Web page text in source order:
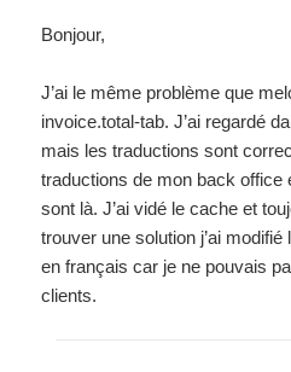
Bonjour,
J’ai le même problème que
invoice.total-tab. J’ai regardé
mais les traductions sont
traductions de mon back office
sont là. J’ai vidé le cache et
trouver une solution j’ai
en français car je ne pouvais
clients.